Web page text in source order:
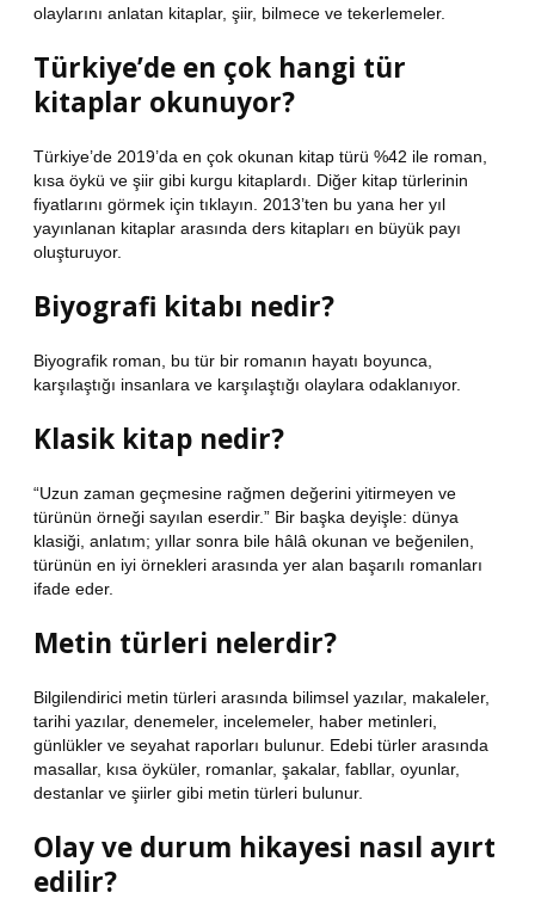
olaylarını anlatan kitaplar, şiir, bilmece ve tekerlemeler.
Türkiye’de en çok hangi tür
kitaplar okunuyor?
Türkiye’de 2019’da en çok okunan kitap türü %42 ile roman,
kısa öykü ve şiir gibi kurgu kitaplardı. Diğer kitap türlerinin
fiyatlarını görmek için tıklayın. 2013’ten bu yana her yıl
yayınlanan kitaplar arasında ders kitapları en büyük payı
oluşturuyor.
Biyografi kitabı nedir?
Biyografik roman, bu tür bir romanın hayatı boyunca,
karşılaştığı insanlara ve karşılaştığı olaylara odaklanıyor.
Klasik kitap nedir?
“Uzun zaman geçmesine rağmen değerini yitirmeyen ve
türünün örneği sayılan eserdir.” Bir başka deyişle: dünya
klasiği, anlatım; yıllar sonra bile hâlâ okunan ve beğenilen,
türünün en iyi örnekleri arasında yer alan başarılı romanları
ifade eder.
Metin türleri nelerdir?
Bilgilendirici metin türleri arasında bilimsel yazılar, makaleler,
tarihi yazılar, denemeler, incelemeler, haber metinleri,
günlükler ve seyahat raporları bulunur. Edebi türler arasında
masallar, kısa öyküler, romanlar, şakalar, fabllar, oyunlar,
destanlar ve şiirler gibi metin türleri bulunur.
Olay ve durum hikayesi nasıl ayırt
edilir?